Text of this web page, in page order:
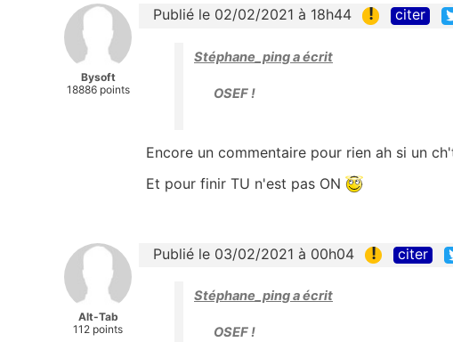
Bysoft
18886 points
Publié le 02/02/2021 à 18h44 ! citer
Stéphane_ping a écrit
OSEF !
Encore un commentaire pour rien ah si un
Et pour finir TU n'est pas ON
Alt-Tab
112 points
Publié le 03/02/2021 à 00h04 ! citer
Stéphane_ping a écrit
OSEF !